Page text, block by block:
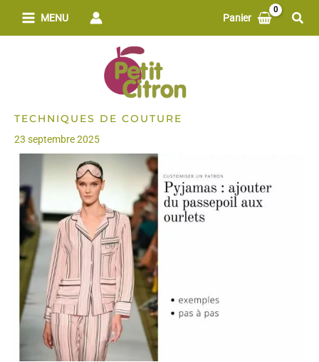
MENU Panier
TECHNIQUES DE COUTURE
23 septembre 2025